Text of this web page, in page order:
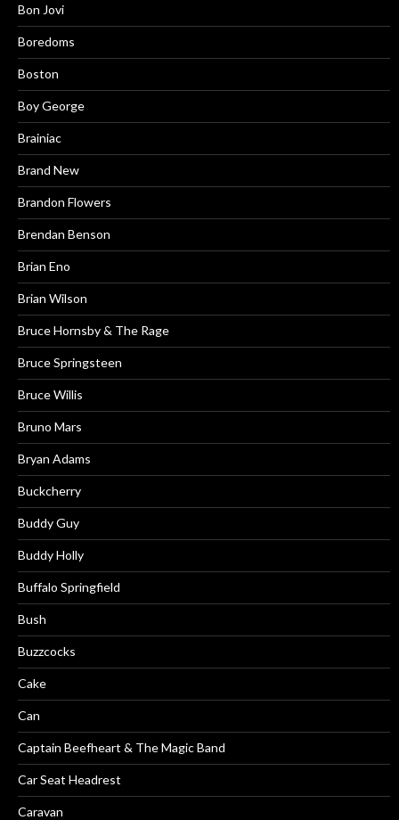
Bon Jovi
Boredoms
Boston
Boy George
Brainiac
Brand New
Brandon Flowers
Brendan Benson
Brian Eno
Brian Wilson
Bruce Hornsby & The Rage
Bruce Springsteen
Bruce Willis
Bruno Mars
Bryan Adams
Buckcherry
Buddy Guy
Buddy Holly
Buffalo Springfield
Bush
Buzzcocks
Cake
Can
Captain Beefheart & The Magic Band
Car Seat Headrest
Caravan